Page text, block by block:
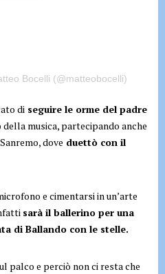
Bocelli (@matteobocelli)
di seguire le orme del padre
musica, partecipando anche
dove duettò con il
e cimentarsi in un’arte
sarà il ballerino per una
di Ballando con le stelle.
palco e perciò non ci resta che